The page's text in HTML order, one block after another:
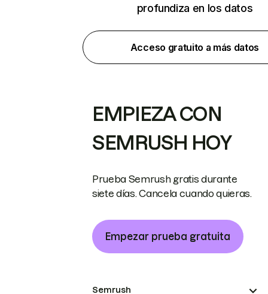
profundiza en los datos
Acceso gratuito a más datos
EMPIEZA CON
SEMRUSH HOY
Prueba Semrush gratis durante
siete días. Cancela cuando quieras.
Empezar prueba gratuita
Semrush